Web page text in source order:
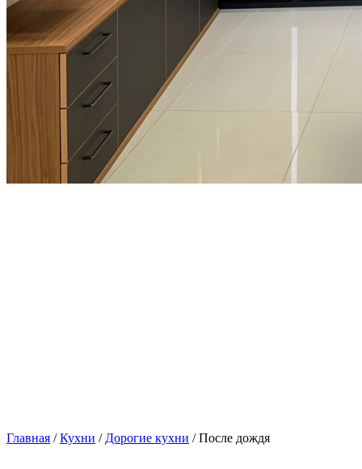
Главная /Кухни / Дорогие кухни / После дождя